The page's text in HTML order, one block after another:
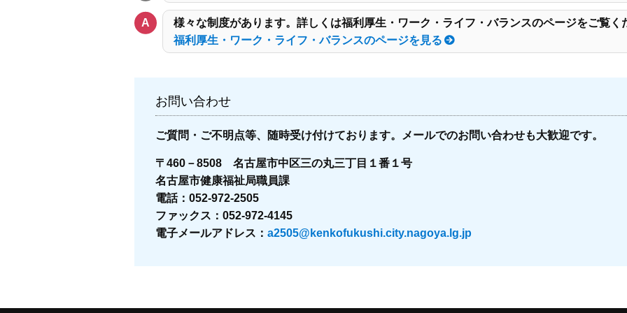
様々な制度があります。詳しくは福利厚生・ワーク・ライフ・バランスのページをご覧く
福利厚生・ワーク・ライフ・バランスのページを見る
お問い合わせ
ご質問・ご不明点等、随時受け付けております。メールでのお問い合わせも大歓迎です。
〒460－8508 名古屋市中区三の丸三丁目１番１号
名古屋市健康福祉局職員課
電話：052-972-2505
ファックス：052-972-4145
電子メールアドレス： a2505@kenkofukushi.city.nagoya.lg.jp